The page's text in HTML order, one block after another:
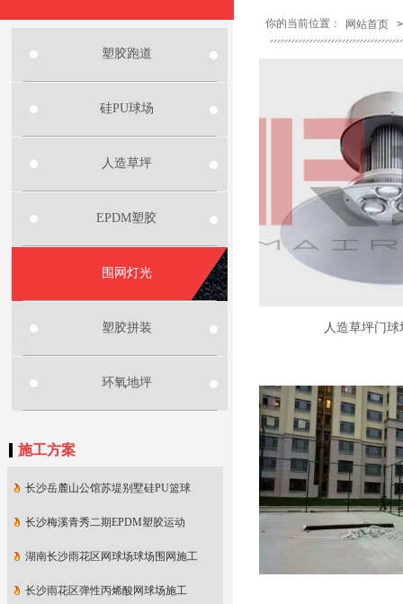
你的当前位置： 网站首页
塑胶跑道
硅PU球场
人造草坪
EPDM塑胶
围网灯光
塑胶拼装
环氧地坪
人造草坪门球
施工方案
长沙岳麓山公馆苏堤别墅硅PU篮球
长沙梅溪青秀二期EPDM塑胶运动
湖南长沙雨花区网球场球场围网施工
长沙雨花区弹性丙烯酸网球场施工